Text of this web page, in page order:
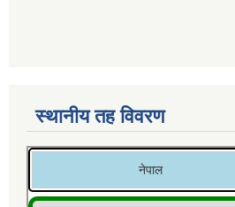
स्थानीय तह विवरण